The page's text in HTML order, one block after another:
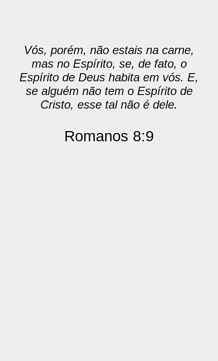
Vós, porém, não estais na carne,
mas no Espírito, se, de fato, o
Espírito de Deus habita em vós. E,
se alguém não tem o Espírito de
Cristo, esse tal não é dele.
Romanos 8:9